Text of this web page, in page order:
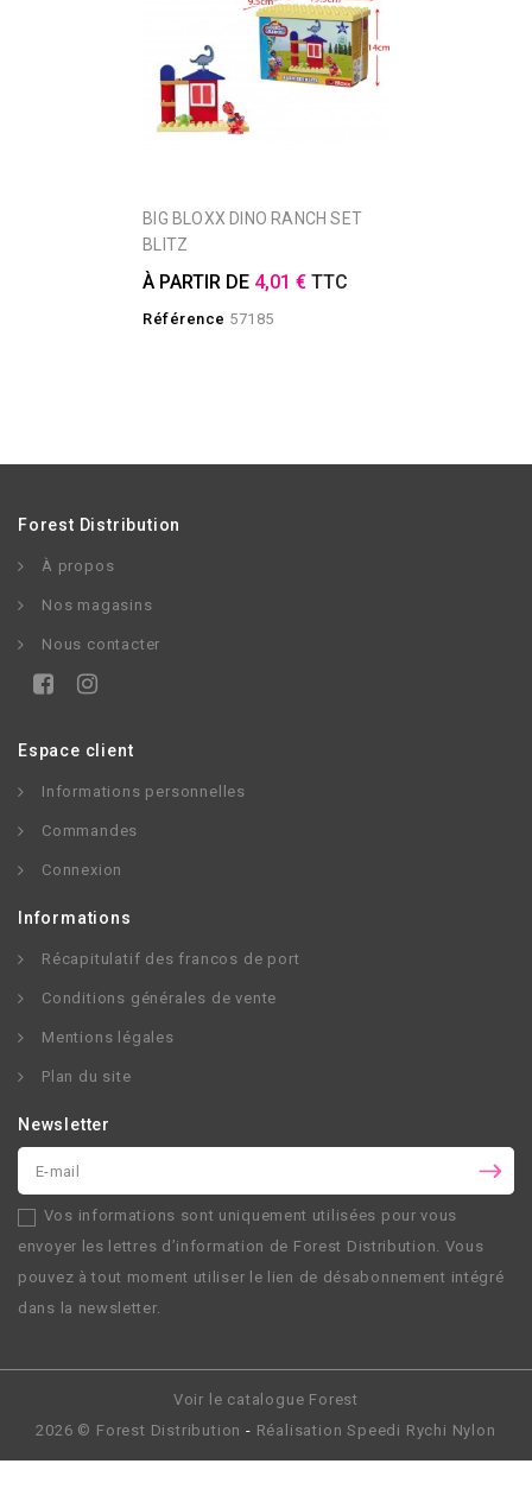
BIG BLOXX DINO RANCH SET
BLITZ
À PARTIR DE 4,01 € TTC
Référence 57185
Forest Distribution
À propos
Nos magasins
Nous contacter
Espace client
Informations personnelles
Commandes
Connexion
Informations
Récapitulatif des francos de port
Conditions générales de vente
Mentions légales
Plan du site
Newsletter
Vos informations sont uniquement utilisées pour vous
envoyer les lettres d’information de Forest Distribution. Vous
pouvez à tout moment utiliser le lien de désabonnement intégré
dans la newsletter.
Voir le catalogue Forest
2026 © Forest Distribution - RéalisationSpeedi Rychi Nylon